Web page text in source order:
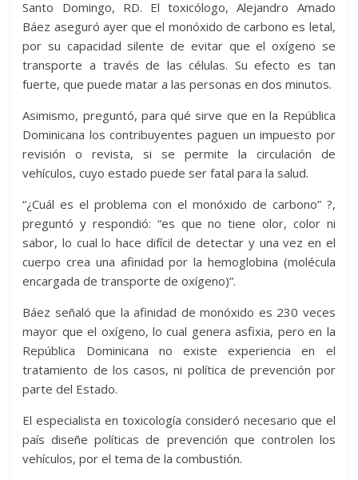
Santo Domingo, RD. El toxicólogo, Alejandro Amado
Báez aseguró ayer que el monóxido de carbono es letal,
por su capacidad silente de evitar que el oxígeno se
transporte a través de las células. Su efecto es tan
fuerte, que puede matar a las personas en dos minutos.
Asimismo, preguntó, para qué sirve que en la República
Dominicana los contribuyentes paguen un impuesto por
revisión o revista, si se permite la circulación de
vehículos, cuyo estado puede ser fatal para la salud.
“¿Cuál es el problema con el monóxido de carbono” ?,
preguntó y respondió: “es que no tiene olor, color ni
sabor, lo cual lo hace difícil de detectar y una vez en el
cuerpo crea una afinidad por la hemoglobina (molécula
encargada de transporte de oxígeno)”.
Báez señaló que la afinidad de monóxido es 230 veces
mayor que el oxígeno, lo cual genera asfixia, pero en la
República Dominicana no existe experiencia en el
tratamiento de los casos, ni política de prevención por
parte del Estado.
El especialista en toxicología consideró necesario que el
país diseñe políticas de prevención que controlen los
vehículos, por el tema de la combustión.